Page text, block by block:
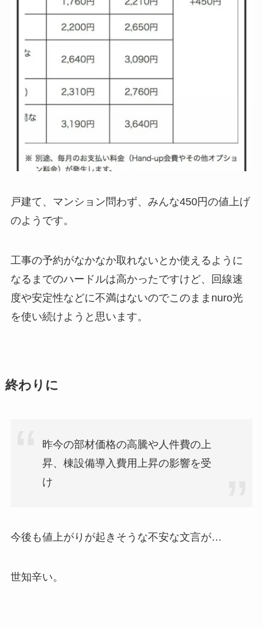
戸建て、マンション問わず、みんな450円の値上げ
のようです。
工事の予約がなかなか取れないとか使えるように
なるまでのハードルは高かったですけど、回線速
度や安定性などに不満はないのでこのままnuro光
を使い続けようと思います。
終わりに
昨今の部材価格の高騰や人件費の上
昇、棟設備導入費用上昇の影響を受
け
今後も値上がりが起きそうな不安な文言が…
世知辛い。